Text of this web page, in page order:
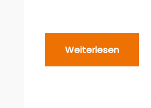
Weiterlesen